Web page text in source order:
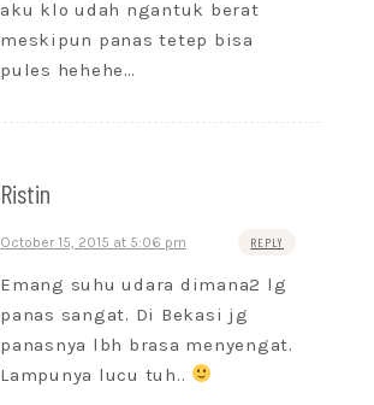
aku klo udah ngantuk berat
meskipun panas tetep bisa
pules hehehe…
Ristin
October 15, 2015 at 5:06 pm REPLY
Emang suhu udara dimana2 lg
panas sangat. Di Bekasi jg
panasnya lbh brasa menyengat.
Lampunya lucu tuh..